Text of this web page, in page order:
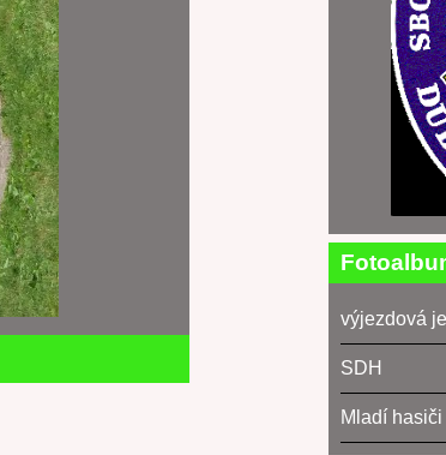
výjezdová
SDH
Mladí hasiči